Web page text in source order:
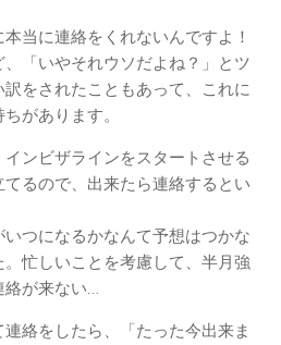
当に連絡をくれないんですよ！
「いやそれウソだよね？」とツ
をされたこともあって、これに
があります。
ンビザラインをスタートさせる
るので、出来たら連絡するとい
つになるかなんて予想はつかな
忙しいことを考慮して、半月強
絡が来ない…
絡をしたら、「たった今出来ま